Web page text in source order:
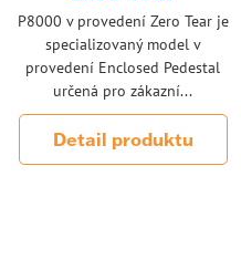
P8000 v provedení Zero Tear je
specializovaný model v
provedení Enclosed Pedestal
určená pro zákazní...
Detail produktu